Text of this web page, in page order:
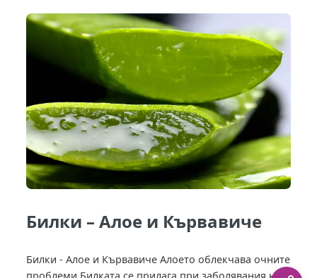
Билки – Алое и Кървавиче
Билки - Алое и Кървавиче Алоето облекчава очните